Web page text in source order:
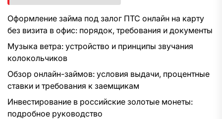
Оформление займа под залог ПТС онлайн на карту
без визита в офис: порядок, требования и документы
Музыка ветра: устройство и принципы звучания
колокольчиков
Обзор онлайн-займов: условия выдачи, процентные
ставки и требования к заемщикам
Инвестирование в российские золотые монеты:
подробное руководство